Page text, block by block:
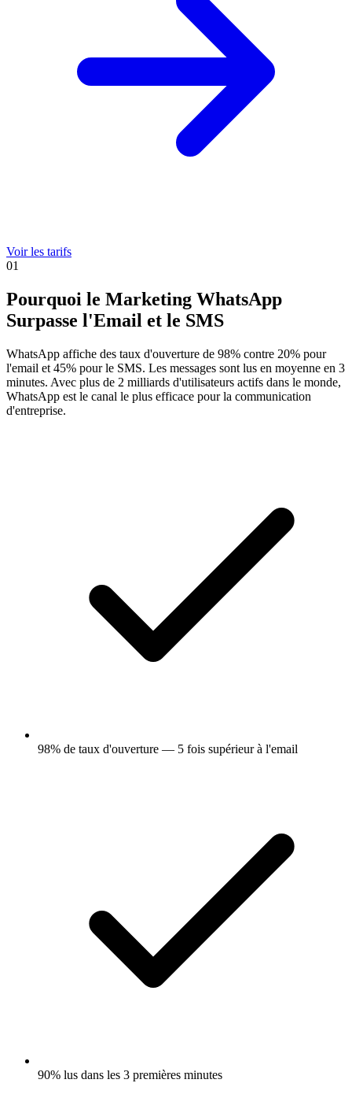
Voir les tarifs
01
Pourquoi le Marketing WhatsApp
Surpasse l'Email et le SMS
WhatsApp affiche des taux d'ouverture de 98% contre 20% pour
l'email et 45% pour le SMS. Les messages sont lus en moyenne en 3
minutes. Avec plus de 2 milliards d'utilisateurs actifs dans le monde,
WhatsApp est le canal le plus efficace pour la communication
d'entreprise.
98% de taux d'ouverture — 5 fois supérieur à l'email
90% lus dans les 3 premières minutes